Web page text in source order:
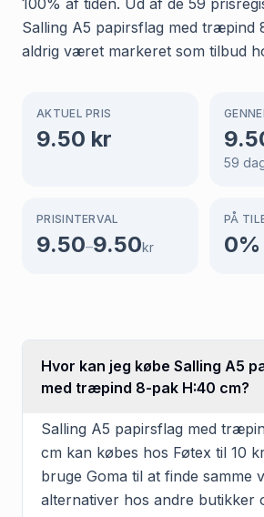
Salling A5 papirsflag med træpind
aldrig været markeret som tilbud
AKTUEL PRIS
9.50 kr
59
PRISINTERVAL
9.50–9.50kr
PÅ
0
Hvor kan jeg købe Salling A5
med træpind 8-pak H:40 cm?
Salling A5 papirsflag med
cm kan købes hos Føtex til 10
bruge Goma til at finde samme
alternativer hos andre butikker